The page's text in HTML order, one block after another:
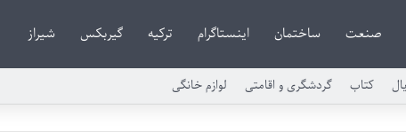
صنعت ساختمان اینستاگرام ترکیه گیربکس شیراز
کتاب گردشگری و اقامتی لوازم خانگی